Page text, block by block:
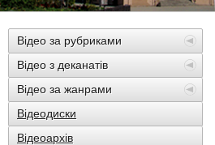
Відео за рубриками
Відео з деканатів
Відео за жанрами
Відеодиски
Відеоархів